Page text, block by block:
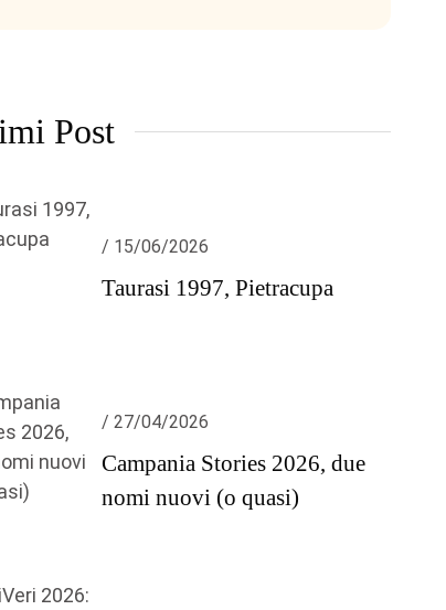
Post
/ 15/06/2026
Taurasi 1997, Pietracupa
/ 27/04/2026
Campania Stories 2026, due
nomi nuovi (o quasi)